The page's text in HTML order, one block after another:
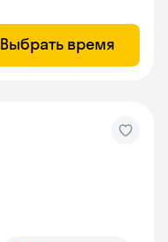
Выбрать время